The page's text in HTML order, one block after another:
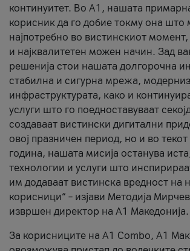
континуитет. Во А1, нашата
корисник да го добие токму она што
најпотребно во вистинскиот момент,
и најквалитетен можен начин. Зад
решенија стои нашата долгорочна
стабилна и сигурна мрежа,
инфраструктурата, како и
услуги што го поедноставуваат
создаваат вистински дигитални
овој празничен период, но и во
година, нашата мисија останува
технологии и услуги што
им додаваат вистинска вредност на
корисници“ – изјави Методија
извршен директор на А1 Македонија.
За корисниците на A1 Combo, А1